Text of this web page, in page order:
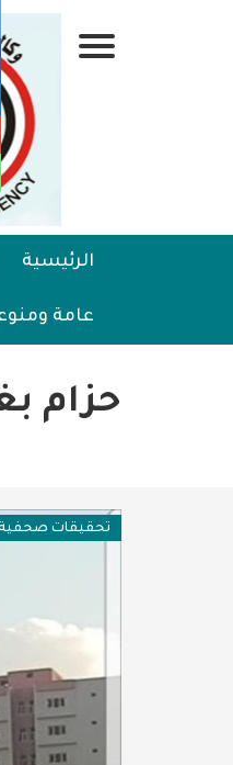
Main
الرئيسية
عامة
حزام
تحقيقات
تحقيقات صحفية